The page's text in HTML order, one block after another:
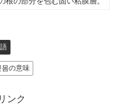
몸の意味
ンク